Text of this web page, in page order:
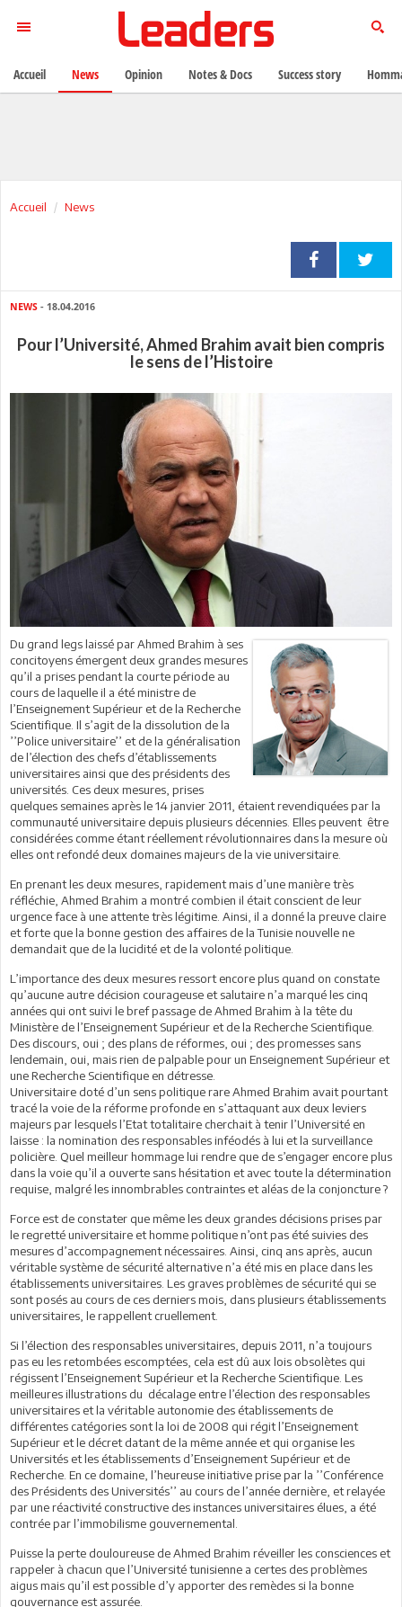
Accueil News
NEWS - 18.04.2016
Pour l’Université, Ahmed Brahim avait bien compris
le sens de l’Histoire
Du grand legs laissé par Ahmed Brahim à ses
concitoyens émergent deux grandes mesures
qu’il a prises pendant la courte période au
cours de laquelle il a été ministre de
l’Enseignement Supérieur et de la Recherche
Scientifique. Il s’agit de la dissolution de la
’’Police universitaire’’ et de la généralisation
de l’élection des chefs d’établissements
universitaires ainsi que des présidents des
universités. Ces deux mesures, prises
quelques semaines après le 14 janvier 2011, étaient revendiquées par la
communauté universitaire depuis plusieurs décennies. Elles peuvent être
considérées comme étant réellement révolutionnaires dans la mesure où
elles ont refondé deux domaines majeurs de la vie universitaire.
En prenant les deux mesures, rapidement mais d’une manière très
réfléchie, Ahmed Brahim a montré combien il était conscient de leur
urgence face à une attente très légitime. Ainsi, il a donné la preuve claire
et forte que la bonne gestion des affaires de la Tunisie nouvelle ne
demandait que de la lucidité et de la volonté politique.
L’importance des deux mesures ressort encore plus quand on constate
qu’aucune autre décision courageuse et salutaire n’a marqué les cinq
années qui ont suivi le bref passage de Ahmed Brahim à la tête du
Ministère de l’Enseignement Supérieur et de la Recherche Scientifique.
Des discours, oui ; des plans de réformes, oui ; des promesses sans
lendemain, oui, mais rien de palpable pour un Enseignement Supérieur et
une Recherche Scientifique en détresse.
Universitaire doté d’un sens politique rare Ahmed Brahim avait pourtant
tracé la voie de la réforme profonde en s’attaquant aux deux leviers
majeurs par lesquels l’Etat totalitaire cherchait à tenir l’Université en
laisse : la nomination des responsables inféodés à lui et la surveillance
policière. Quel meilleur hommage lui rendre que de s’engager encore plus
dans la voie qu’il a ouverte sans hésitation et avec toute la détermination
requise, malgré les innombrables contraintes et aléas de la conjoncture ?
Force est de constater que même les deux grandes décisions prises par
le regretté universitaire et homme politique n’ont pas été suivies des
mesures d’accompagnement nécessaires. Ainsi, cinq ans après, aucun
véritable système de sécurité alternative n’a été mis en place dans les
établissements universitaires. Les graves problèmes de sécurité qui se
sont posés au cours de ces derniers mois, dans plusieurs établissements
universitaires, le rappellent cruellement.
Si l’élection des responsables universitaires, depuis 2011, n’a toujours
pas eu les retombées escomptées, cela est dû aux lois obsolètes qui
régissent l’Enseignement Supérieur et la Recherche Scientifique. Les
meilleures illustrations du décalage entre l’élection des responsables
universitaires et la véritable autonomie des établissements de
différentes catégories sont la loi de 2008 qui régit l’Enseignement
Supérieur et le décret datant de la même année et qui organise les
Universités et les établissements d’Enseignement Supérieur et de
Recherche. En ce domaine, l’heureuse initiative prise par la ’’Conférence
des Présidents des Universités’’ au cours de l’année dernière, et relayée
par une réactivité constructive des instances universitaires élues, a été
contrée par l’immobilisme gouvernemental.
Puisse la perte douloureuse de Ahmed Brahim réveiller les consciences et
rappeler à chacun que l’Université tunisienne a certes des problèmes
aigus mais qu’il est possible d’y apporter des remèdes si la bonne
gouvernance est assurée.
Accueil News Opinion Notes & Docs Success story